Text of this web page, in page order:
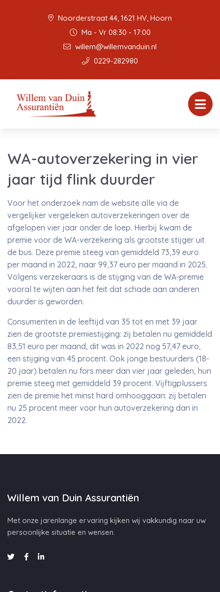
Noorderstraat 44, 1621 HV, Hoorn
Ma - Vr 08:30 - 17:00
willem@willemvanduin.nl
0229-282980
WA-autoverzekering in vier
jaar tijd flink duurder
Voor het onderzoek nam de website alle via de
vergelijker vergeleken autoverzekeringen over de
afgelopen vier jaar onder de loep. Hierbij kwam de
premie voor de WA-verzekering als grootste stijger uit
de bus. Deze premie steeg van gemiddeld 73,39 euro
per maand in 2022, naar 99,37 euro per maand in 2025.
Volgens verzekeraars is de stijging van de WA-premie
vooral te wijten aan het feit dat schade aan anderen
duurder is geworden.
Consumenten in de leeftijd van 35 tot en met 39 jaar
zien de grootste premiestijging: zij betalen nu gemiddeld
83,51 euro per maand, dit was in 2022 nog 57,47 euro,
een stijging van 45 procent. Ook jonge bestuurders (18-
20 jaar) betalen nu fors meer dan vier jaar geleden, hun
premie steeg met gemiddeld 39 procent. Vijftigplussers
zien de premie het minst hard omhooggaan: zij betalen
nu 25 procent meer voor hun autoverzekering dan in
2022.
Willem van Duin Assurantiën
Met onze jarenlange ervaring kijken wij vakkundig naar uw
persoonlijke situatie en wensen.